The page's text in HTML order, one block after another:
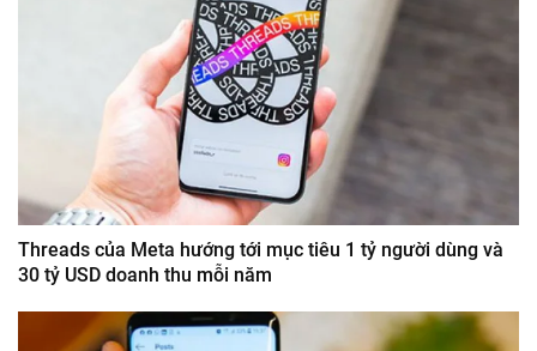
Threads của Meta hướng tới mục tiêu 1 tỷ người dùng và
30 tỷ USD doanh thu mỗi năm